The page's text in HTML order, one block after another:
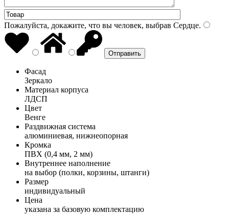
Пожалуйста, докажите, что вы человек, выбрав Сердце.
Фасад
Зеркало
Материал корпуса
ЛДСП
Цвет
Венге
Раздвижная система
алюминиевая, нижнеопорная
Кромка
ПВХ (0,4 мм, 2 мм)
Внутреннее наполнение
на выбор (полки, корзины, штанги)
Размер
индивидуальный
Цена
указана за базовую комплектацию